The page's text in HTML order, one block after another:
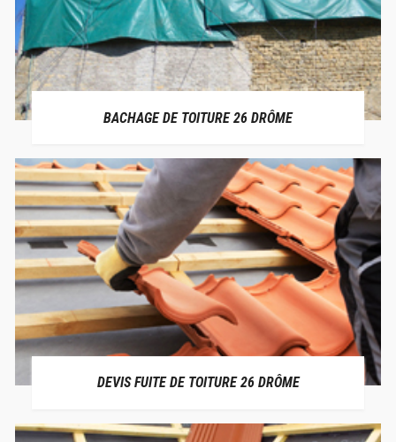
BACHAGE DE TOITURE 26 DRÔME
DEVIS FUITE DE TOITURE 26 DRÔME